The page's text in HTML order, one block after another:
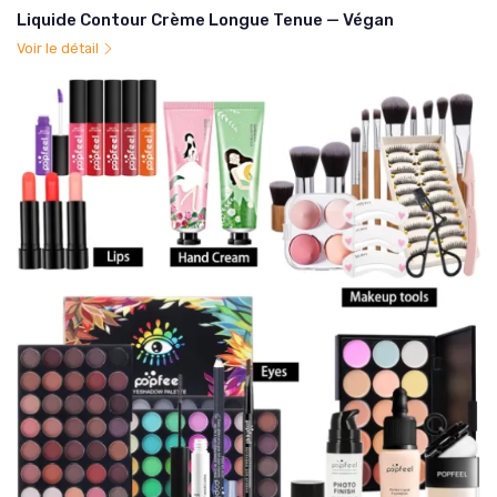
Liquide Contour Crème Longue Tenue — Végan
Voir le détail